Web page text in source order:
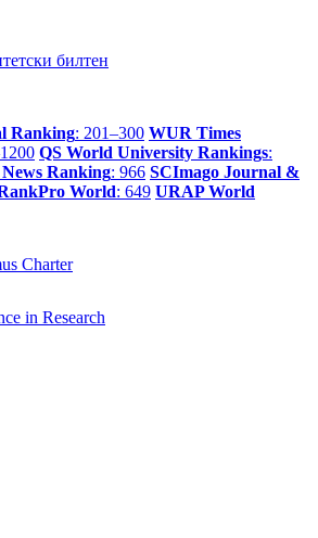
билтен
Ranking: 201–300 WUR Times
QS World University Rankings:
Ranking: 966 SCImago Journal &
World: 649 URAP World
Charter
in Research